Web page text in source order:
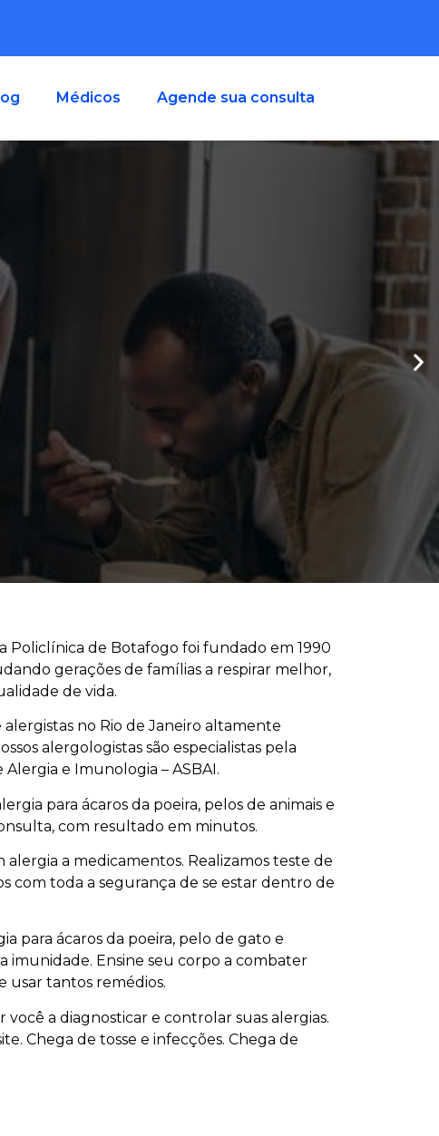
Médicos Agende sua consulta
e
a ajudar você e sua
corretamente
Policlínica de Botafogo foi fundado em 1990
gerações de famílias a respirar melhor,
de vida.
no Rio de Janeiro altamente
alergologistas são especialistas pela
Alergia e Imunologia – ASBAI.
para ácaros da poeira, pelos de animais e
com resultado em minutos.
alergia a medicamentos. Realizamos teste de
com toda a segurança de se estar dentro de
para ácaros da poeira, pelo de gato e
imunidade. Ensine seu corpo a combater
usar tantos remédios.
você a diagnosticar e controlar suas alergias.
Chega de tosse e infecções. Chega de